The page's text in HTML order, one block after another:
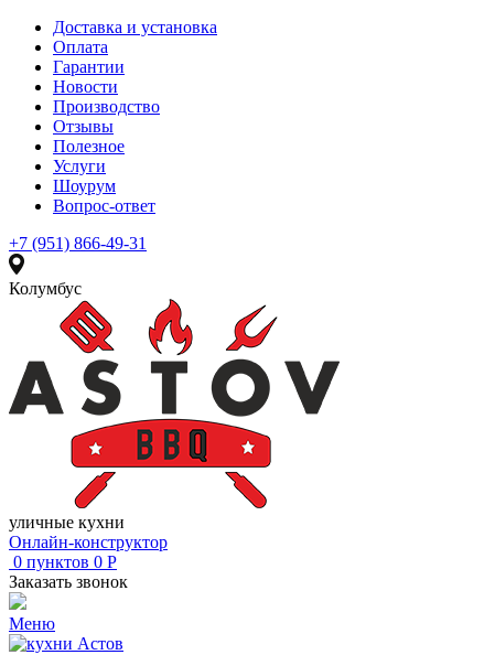
Доставка и установка
Оплата
Гарантии
Новости
Производство
Отзывы
Полезное
Услуги
Шоурум
Вопрос-ответ
+7 (951) 866-49-31
Колумбус
уличные кухни
Онлайн-конструктор
0 пунктов 0 Р
Заказать звонок
Меню